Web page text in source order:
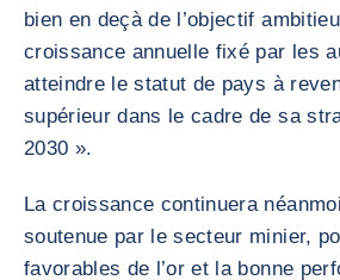
bien en deçà de l’objectif
croissance annuelle fixé par les
atteindre le statut de pays à
supérieur dans le cadre de sa
2030 ».
La croissance continuera
soutenue par le secteur minier,
favorables de l’or et la bonne